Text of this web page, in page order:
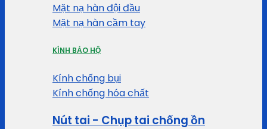
Mặt nạ hàn đội đầu
Mặt nạ hàn cầm tay
KÍNH BẢO HỘ
Kính chống bụi
Kính chống hóa chất
Nút tai - Chụp tai chống ồn